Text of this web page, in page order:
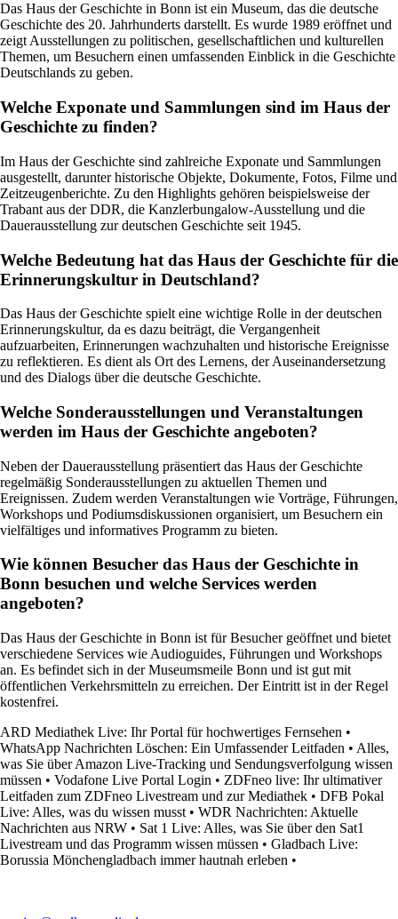
Das Haus der Geschichte in Bonn ist ein Museum, das die deutsche
Geschichte des 20. Jahrhunderts darstellt. Es wurde 1989 eröffnet und
zeigt Ausstellungen zu politischen, gesellschaftlichen und kulturellen
Themen, um Besuchern einen umfassenden Einblick in die Geschichte
Deutschlands zu geben.
Welche Exponate und Sammlungen sind im Haus der
Geschichte zu finden?
Im Haus der Geschichte sind zahlreiche Exponate und Sammlungen
ausgestellt, darunter historische Objekte, Dokumente, Fotos, Filme und
Zeitzeugenberichte. Zu den Highlights gehören beispielsweise der
Trabant aus der DDR, die Kanzlerbungalow-Ausstellung und die
Dauerausstellung zur deutschen Geschichte seit 1945.
Welche Bedeutung hat das Haus der Geschichte für die
Erinnerungskultur in Deutschland?
Das Haus der Geschichte spielt eine wichtige Rolle in der deutschen
Erinnerungskultur, da es dazu beiträgt, die Vergangenheit
aufzuarbeiten, Erinnerungen wachzuhalten und historische Ereignisse
zu reflektieren. Es dient als Ort des Lernens, der Auseinandersetzung
und des Dialogs über die deutsche Geschichte.
Welche Sonderausstellungen und Veranstaltungen
werden im Haus der Geschichte angeboten?
Neben der Dauerausstellung präsentiert das Haus der Geschichte
regelmäßig Sonderausstellungen zu aktuellen Themen und
Ereignissen. Zudem werden Veranstaltungen wie Vorträge, Führungen,
Workshops und Podiumsdiskussionen organisiert, um Besuchern ein
vielfältiges und informatives Programm zu bieten.
Wie können Besucher das Haus der Geschichte in
Bonn besuchen und welche Services werden
angeboten?
Das Haus der Geschichte in Bonn ist für Besucher geöffnet und bietet
verschiedene Services wie Audioguides, Führungen und Workshops
an. Es befindet sich in der Museumsmeile Bonn und ist gut mit
öffentlichen Verkehrsmitteln zu erreichen. Der Eintritt ist in der Regel
kostenfrei.
ARD Mediathek Live: Ihr Portal für hochwertiges Fernsehen •
WhatsApp Nachrichten Löschen: Ein Umfassender Leitfaden • Alles,
was Sie über Amazon Live-Tracking und Sendungsverfolgung wissen
müssen • Vodafone Live Portal Login • ZDFneo live: Ihr ultimativer
Leitfaden zum ZDFneo Livestream und zur Mediathek • DFB Pokal
Live: Alles, was du wissen musst • WDR Nachrichten: Aktuelle
Nachrichten aus NRW • Sat 1 Live: Alles, was Sie über den Sat1
Livestream und das Programm wissen müssen • Gladbach Live:
Borussia Mönchengladbach immer hautnah erleben •